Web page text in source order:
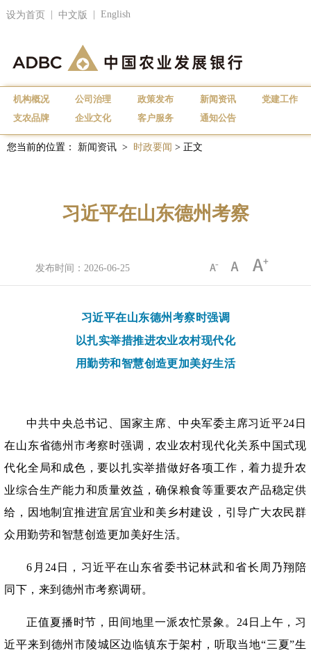
设为首页 中文版 English
机构概况 公司治理 政策发布 新闻资讯
党建工作
支农品牌
企业文化 客户服务 通知公告
您当前的位置： 新闻资讯 > 时政要闻 > 正文
习近平在山东德州考察
发布时间：2026-06-25
习近平在山东德州考察时强调
以扎实举措推进农业农村现代化
用勤劳和智慧创造更加美好生活
中共中央总书记、国家主席、中央军委主席习近平24日
在山东省德州市考察时强调，农业农村现代化关系中国式现
代化全局和成色，要以扎实举措做好各项工作，着力提升农
业综合生产能力和质量效益，确保粮食等重要农产品稳定供
给，因地制宜推进宜居宜业和美乡村建设，引导广大农民群
众用勤劳和智慧创造更加美好生活。
6月24日，习近平在山东省委书记林武和省长周乃翔陪
同下，来到德州市考察调研。
正值夏播时节，田间地里一派农忙景象。 24日上午，习
近平来到德州市陵城区边临镇东于架村，听取当地“三夏”生